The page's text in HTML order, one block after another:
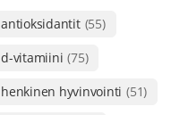
antioksidantit (55)
d-vitamiini (75)
henkinen hyvinvointi (51)